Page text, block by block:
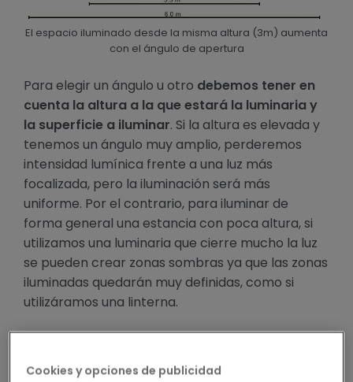
El espacio iluminado desde la misma altura (3m) aumenta
con el ángulo de apertura
Para elegir un ángulo u otro debemos tener en
cuenta la altura a la que estará la luminaria y
la superficie a iluminar. Si la altura es elevada y
tenemos un ángulo muy amplio, perderemos
intensidad lumínica frente a una luz más
focalizada, pero la iluminación será más
uniforme. Por el contrario, para iluminar de
forma general una estancia con poca altura, si
utilizamos una luminaria que cierre mucho la luz
se pueden crear zonas sombras ya que las zonas
iluminadas quedarán muy definidas, como si
utilizáramos una linterna.
Cookies y opciones de publicidad